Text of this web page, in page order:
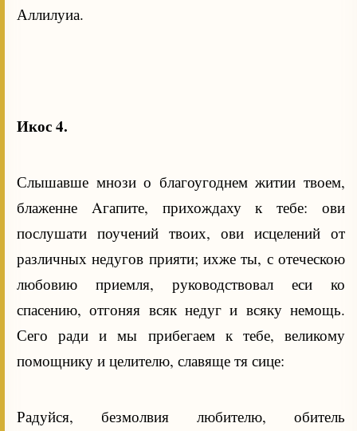
Аллилуиа.
Икос 4.
Слышавше мнози о благоугоднем житии твоем,
блаженне Aгапите, прихождаху к тебе: ови
послушати поучений твоих, ови исцелений от
различных недугов прияти; ихже ты, с отеческою
любовию приемля, руководствовал еси ко
спасению, отгоняя всяк недуг и всяку немощь.
Сего ради и мы прибегаем к тебе, великому
помощнику и целителю, славяще тя сице:
Радуйся, безмолвия любителю, обитель